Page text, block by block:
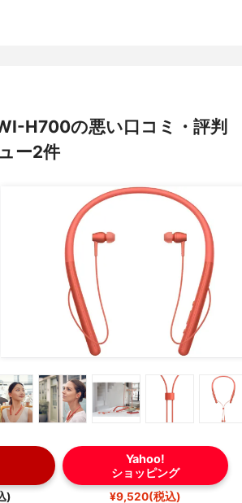
H700の悪い口コミ・評判
ー2件
)
Yahoo!
ショッピング
¥9,520(税込)